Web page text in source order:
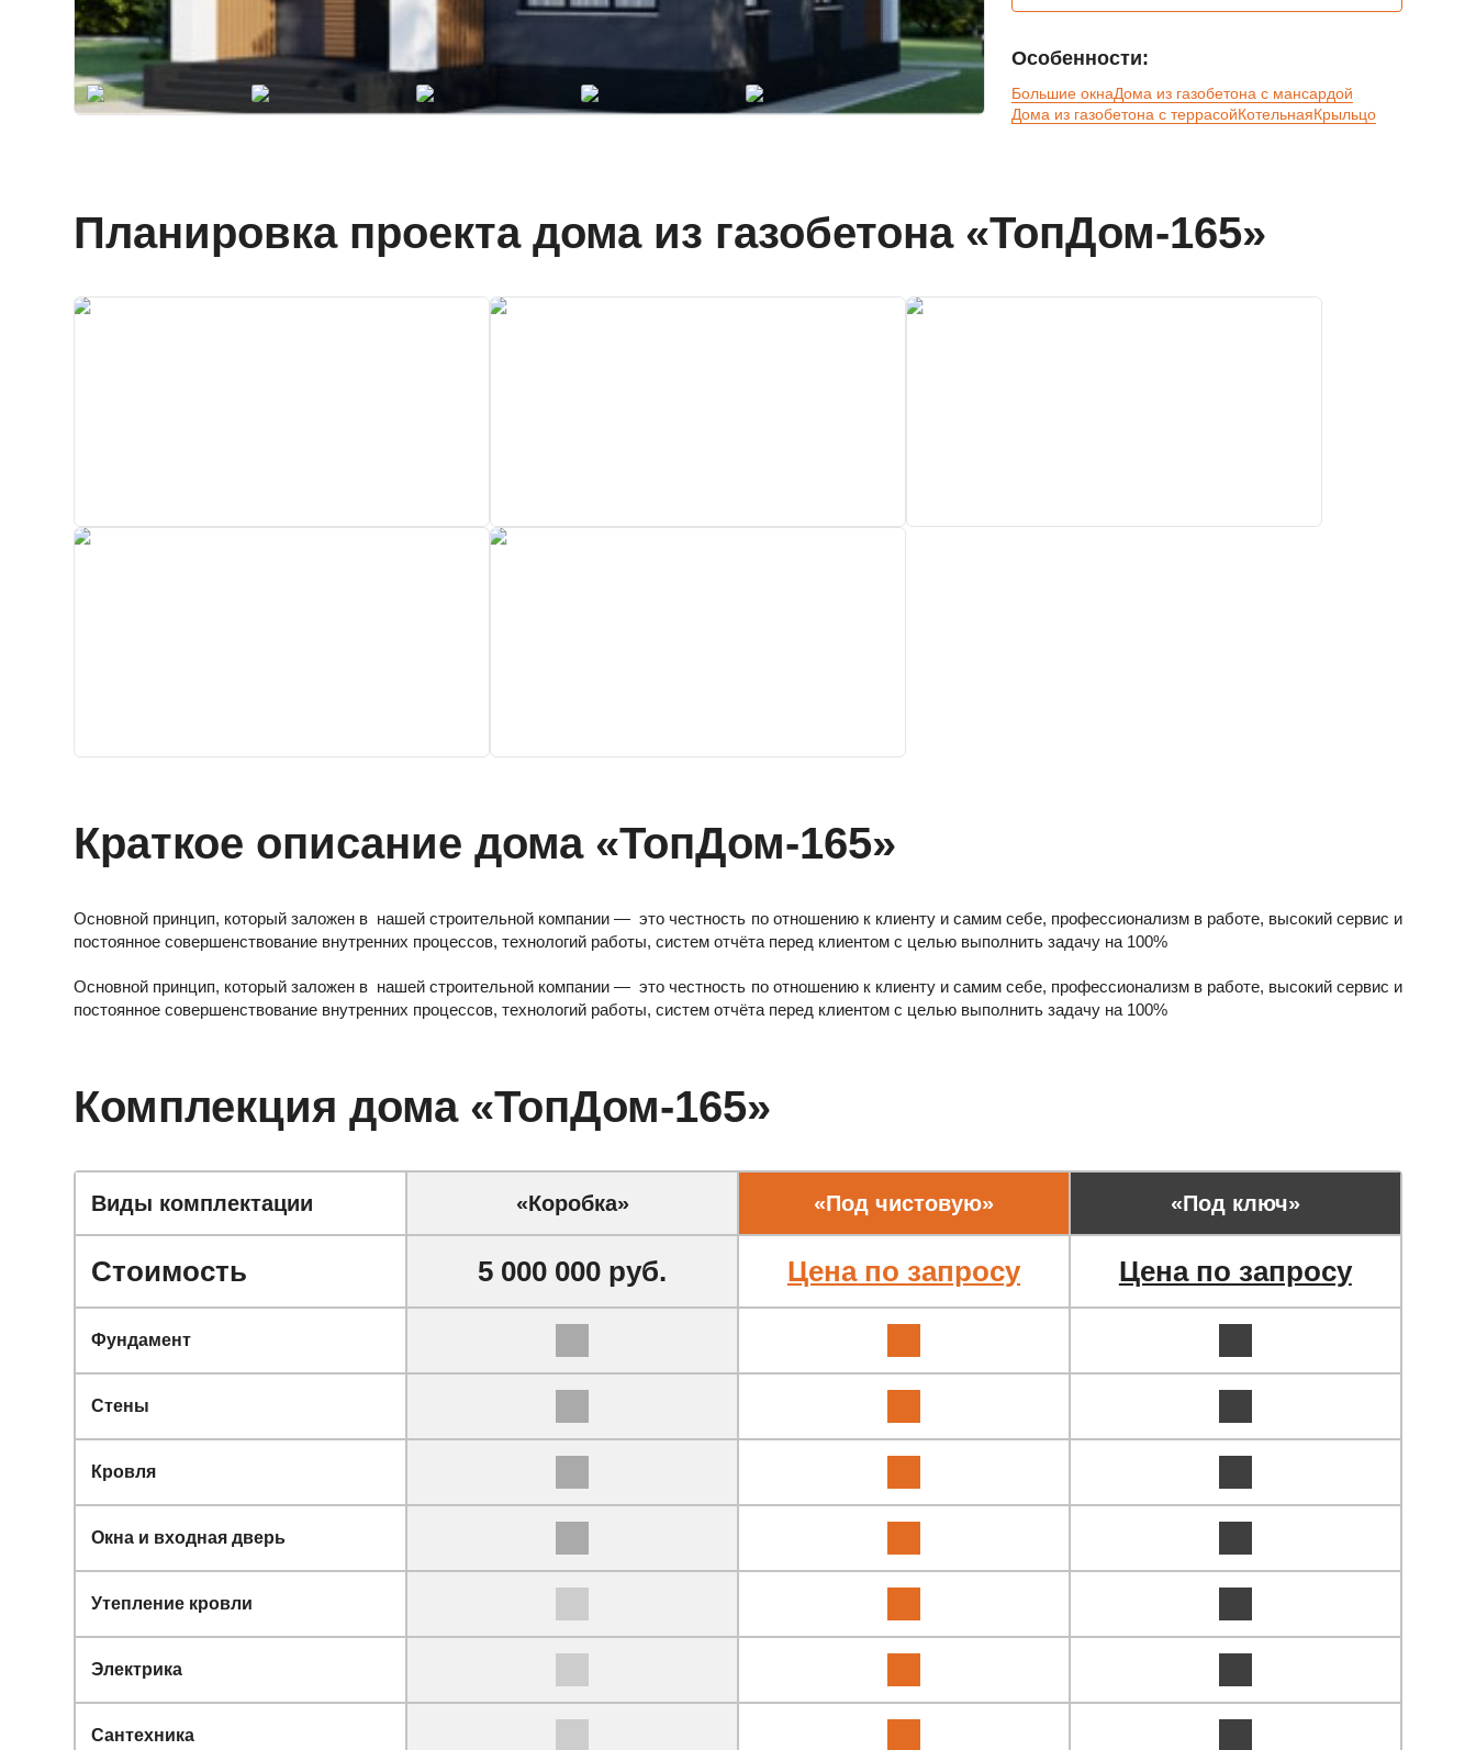
Особенности:
Большие окнаДома из газобетона с мансардой
Дома из газобетона с террасойКотельнаяКрыльцо
Планировка проекта дома из газобетона «ТопДом-165»
Краткое описание дома «ТопДом-165»
Основной принцип, который заложен в нашей строительной компании — это честность по отношению к клиенту и самим себе, профессионализм в работе, высокий сервис и
постоянное совершенствование внутренних процессов, технологий работы, систем отчёта перед клиентом с целью выполнить задачу на 100%
Основной принцип, который заложен в нашей строительной компании — это честность по отношению к клиенту и самим себе, профессионализм в работе, высокий сервис и
постоянное совершенствование внутренних процессов, технологий работы, систем отчёта перед клиентом с целью выполнить задачу на 100%
Комплекция дома «ТопДом-165»
Виды комплектации «Коробка» «Под чистовую» «Под ключ»
Стоимость 5 000 000 руб. Цена по запросу Цена по запросу
Фундамент
Стены
Кровля
Окна и входная дверь
Утепление кровли
Электрика
Сантехника